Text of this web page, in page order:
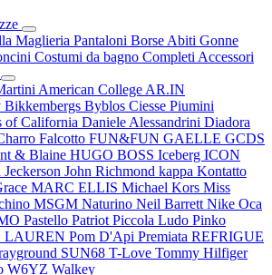
Maglieria Pantaloni Borse Abiti Gonne
Costumi da bagno Completi Accessori
American College AR.IN
Bikkembergs Byblos Ciesse Piumini
of California Daniele Alessandrini Diadora
Falcotto FUN&FUN GAELLE GCDS
& Blaine HUGO BOSS Iceberg ICON
Jeckerson John Richmond kappa Kontatto
MARC ELLIS Michael Kors Miss
MSGM Naturino Neil Barrett Nike Oca
Pastello Patriot Piccola Ludo Pinko
LAUREN Pom D'Api Premiata REFRIGUE
SUN68 T-Love Tommy Hilfiger
W6YZ Walkey